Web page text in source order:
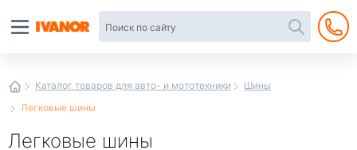
Каталог товаров для авто- и мототехники
Шины
Легковые шины
Легковые шины
интернет-